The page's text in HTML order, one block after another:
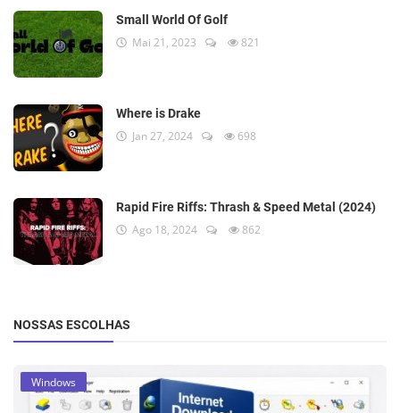
Small World Of Golf
Mai 21, 2023 821
Where is Drake
Jan 27, 2024 698
Rapid Fire Riffs: Thrash & Speed Metal (2024)
Ago 18, 2024 862
NOSSAS ESCOLHAS
Windows